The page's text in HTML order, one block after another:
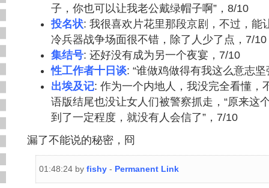
子，你也可以让我老公戴绿帽子啊”，8/10
投名状: 我很喜欢片花里那段京剧，不过，能
冷兵器战争场面很不错，除了人少了点，7/10
集结号: 还好没有成为另一个夜宴，7/10
性工作者十日谈: “谁做鸡做得有我这么意志坚
出埃及记: 作为一个内地人，我没完全看懂，
语版结尾也没让女人们被警察抓走，“原来这
到了一定程度，就没有人会信了”，7/10
漏了不能说的秘密，冏
01:48:24 byfishy - Permanent Link